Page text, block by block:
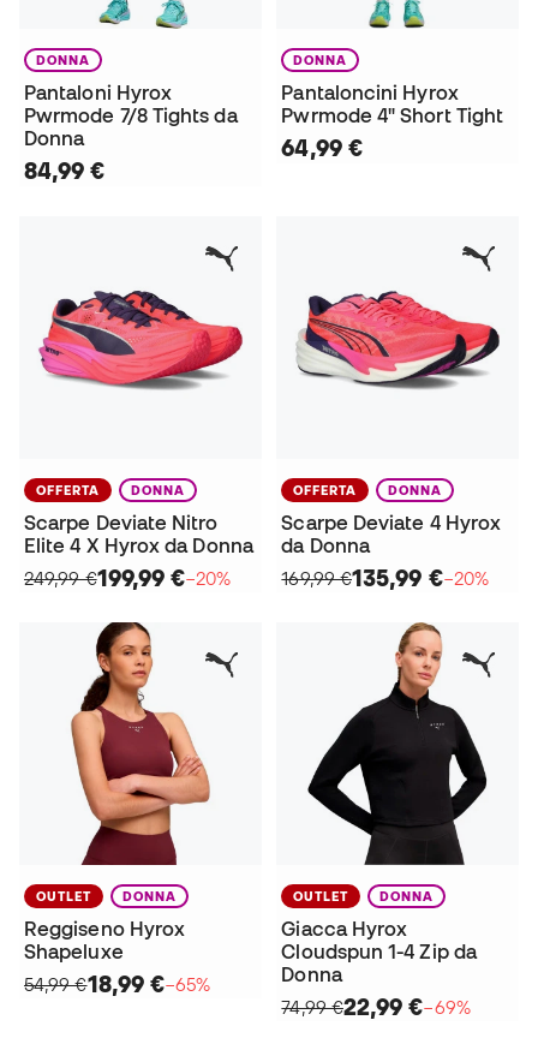
DONNA
Pantaloni Hyrox
Pwrmode 7/8 Tights da
Donna
84,99 €
DONNA
Pantaloncini Hyrox
Pwrmode 4" Short Tight
64,99 €
OFFERTA DONNA
Scarpe Deviate Nitro
Elite 4 X Hyrox da Donna
249,99 €199,99 €−20%
OFFERTA DONNA
Scarpe Deviate 4 Hyrox
da Donna
169,99 €135,99 €−20%
OUTLET DONNA
Reggiseno Hyrox
Shapeluxe
54,99 €18,99 €−65%
OUTLET DONNA
Giacca Hyrox
Cloudspun 1-4 Zip da
Donna
74,99 €22,99 €−69%